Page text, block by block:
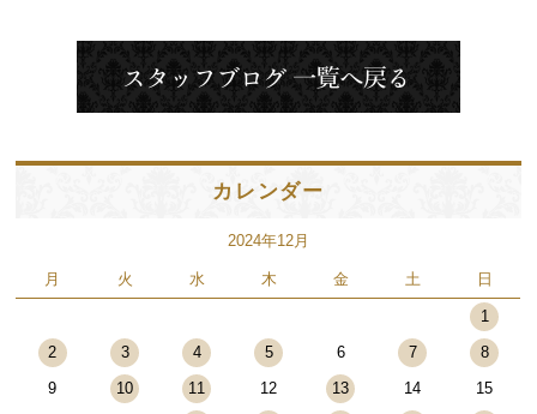
カレンダー
2024年12月
月 火 水 木 金 土 日
1
2
3 4 5 6 7
8
9
10 11 12 13 14
15